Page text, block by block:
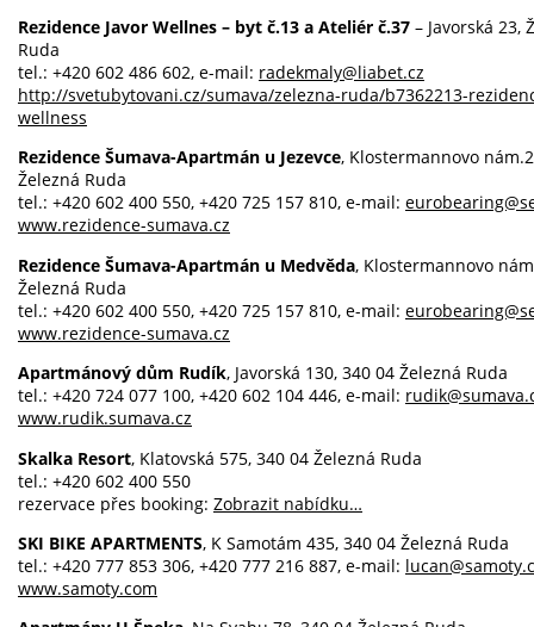
Rezidence Javor Wellnes – byt č.13 a Ateliér č.37 – Javorská 23,
Ruda
tel.: +420 602 486 602, e-mail: radekmaly@liabet.cz
http://svetubytovani.cz/sumava/zelezna-ruda/b7362213-
wellness
Rezidence Šumava-Apartmán u Jezevce, Klostermannovo
Železná Ruda
tel.: +420 602 400 550, +420 725 157 810, e-mail:
www.rezidence-sumava.cz
Rezidence Šumava-Apartmán u Medvěda, Klostermannovo
Železná Ruda
tel.: +420 602 400 550, +420 725 157 810, e-mail:
www.rezidence-sumava.cz
Apartmánový dům Rudík, Javorská 130, 340 04 Železná Ruda
tel.: +420 724 077 100, +420 602 104 446, e-mail:
www.rudik.sumava.cz
Skalka Resort, Klatovská 575, 340 04 Železná Ruda
tel.: +420 602 400 550
rezervace přes booking: Zobrazit nabídku…
SKI BIKE APARTMENTS, K Samotám 435, 340 04 Železná Ruda
tel.: +420 777 853 306, +420 777 216 887, e-mail:
www.samoty.com